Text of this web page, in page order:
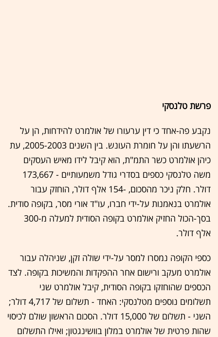
פרשת טלנסקי
נקבע פה-אחד כי דין ערעורו של אולמרט להידחות, הן על
הרשעתו והן על חומרת העונש. בין השנים 2005-2003, עת
כיהן אולמרט כשר התמ"ת, הוא קיבל לידו מאיש העסקים
משה טלנסקי כספים בסדרי גודל משמעותיים - 173,667
דולר. חלק ניכר מהסכום, -154 אלף דולר, הוחזק עבור
אולמרט בנאמנות על-ידי חברו, עו"ד אורי מסר, בקופה סודית.
בסך-הכול החזיק אולמרט בקופה הסודית למעלה מ-300
אלף דולר.
כספי הקופה נמסרו למסר על-ידי שולה זקן, שניהלה עבור
אולמרט מעקב ורישום אחר ההפקדות והמשיכות בקופה. לצד
הכספים שהוחזקו בקופה הסודית, קיבל אולמרט שני
תשלומים נוספים מטלנסקי: האחד - תשלום של 4,717 דולר;
השני - תשלום של 15,000 דולר. הסכום הראשון שולם לכיסוי
שהות פרטית של אולמרט במלון בוושינגטון; ואילו התשלום